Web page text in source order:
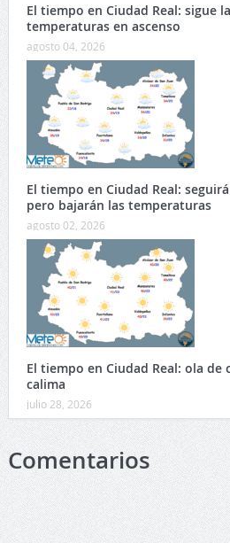
El tiempo en Ciudad Real: sigue
temperaturas en ascenso
agosto 04, 2026
El tiempo en Ciudad Real:
pero bajarán las temperaturas
agosto 02, 2026
El tiempo en Ciudad Real: ola
calima
julio 28, 2026
Comentarios